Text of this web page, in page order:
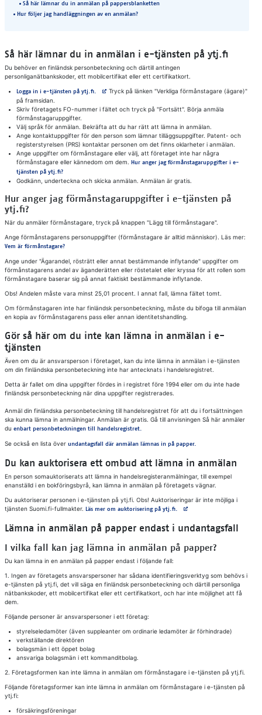
Så här lämnar du in anmälan på pappersblanketten
Hur följer jag handläggningen av en anmälan?
Så här lämnar du in anmälan i e-tjänsten på ytj.fi
Du behöver en finländsk personbeteckning och därtill antingen
personliganätbankskoder, ett mobilcertifikat eller ett certifikatkort.
Logga in i e-tjänsten på ytj.fi. Avautuu uuteen välilehteen
Tryck på länken "Verkliga förmånstagare (ägare)"
på framsidan.
Skriv företagets FO-nummer i fältet och tryck på "Fortsätt". Börja anmäla
förmånstagaruppgifter.
Välj språk för anmälan. Bekräfta att du har rätt att lämna in anmälan.
Ange kontaktuppgifter för den person som lämnar tilläggsuppgifter. Patent- och
registerstyrelsen (PRS) kontaktar personen om det finns oklarheter i anmälan.
Ange uppgifter om förmånstagare eller välj, att företaget inte har några
förmånstagare eller kännedom om dem. Hur anger jag förmånstagaruppgifter i e-
tjänsten på ytj.fi?
Godkänn, underteckna och skicka anmälan. Anmälan är gratis.
Hur anger jag förmånstagaruppgifter i e-tjänsten på
ytj.fi?
När du anmäler förmånstagare, tryck på knappen "Lägg till förmånstagare".
Ange förmånstagarens personuppgifter (förmånstagare är alltid människor). Läs mer:
Vem är förmånstagare?
Ange under "Ägarandel, rösträtt eller annat bestämmande inflytande" uppgifter om
förmånstagarens andel av äganderätten eller röstetalet eller kryssa för att rollen som
förmånstagare baserar sig på annat faktiskt bestämmande inflytande.
Obs! Andelen måste vara minst 25,01 procent. I annat fall, lämna fältet tomt.
Om förmånstagaren inte har finländsk personbeteckning, måste du bifoga till anmälan
en kopia av förmånstagarens pass eller annan identitetshandling.
Gör så här om du inte kan lämna in anmälan i e-
tjänsten
Även om du är ansvarsperson i företaget, kan du inte lämna in anmälan i e-tjänsten
om din finländska personbeteckning inte har antecknats i handelsregistret.
Detta är fallet om dina uppgifter fördes in i registret före 1994 eller om du inte hade
finländsk personbeteckning när dina uppgifter registrerades.
Anmäl din finländska personbeteckning till handelsregistret för att du i fortsättningen
ska kunna lämna in anmälningar. Anmälan är gratis. Gå till anvisningen Så här anmäler
du enbart personbeteckningen till handelsregistret.
Se också en lista över undantagsfall där anmälan lämnas in på papper.
Du kan auktorisera ett ombud att lämna in anmälan
En person somauktoriserats att lämna in handelsregisteranmälningar, till exempel
enanställd i en bokföringsbyrå, kan lämna in anmälan på företagets vägnar.
Du auktoriserar personen i e-tjänsten på ytj.fi. Obs! Auktoriseringar är inte möjliga i
tjänsten Suomi.fi-fullmakter. Läs mer om auktorisering på ytj.fi. Avautuu uuteen välilehteen
Lämna in anmälan på papper endast i undantagsfall
I vilka fall kan jag lämna in anmälan på papper?
Du kan lämna in en anmälan på papper endast i följande fall:
1. Ingen av företagets ansvarspersoner har sådana identifieringsverktyg som behövs i
e-tjänsten på ytj.fi, det vill säga en finländsk personbeteckning och därtill personliga
nätbankskoder, ett mobilcertifikat eller ett certifikatkort, och har inte möjlighet att få
dem.
Följande personer är ansvarspersoner i ett företag:
styrelseledamöter (även suppleanter om ordinarie ledamöter är förhindrade)
verkställande direktören
bolagsmän i ett öppet bolag
ansvariga bolagsmän i ett kommanditbolag.
2. Företagsformen kan inte lämna in anmälan om förmånstagare i e-tjänsten på ytj.fi.
Följande företagsformer kan inte lämna in anmälan om förmånstagare i e-tjänsten på
ytj.fi:
försäkringsföreningar